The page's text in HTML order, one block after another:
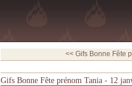
<< Gifs Bonne Fête
Gifs Bonne Fête prénom Tania - 12